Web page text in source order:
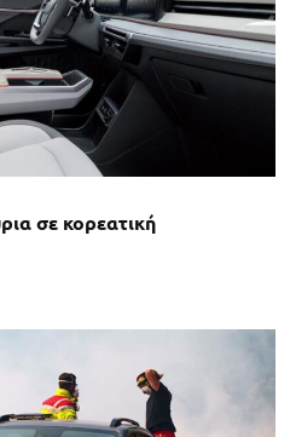
σε κορεατική